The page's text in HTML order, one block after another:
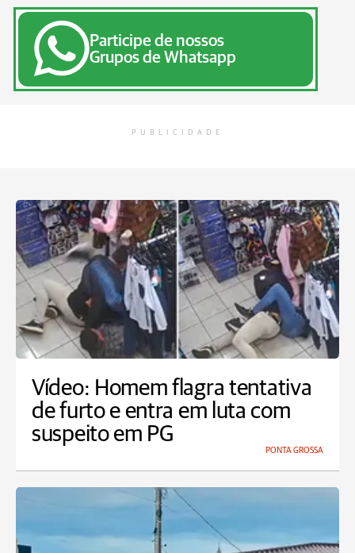
Participe de nossos
Grupos de Whatsapp
PUBLICIDADE
Vídeo: Homem flagra tentativa
de furto e entra em luta com
suspeito em PG
PONTA GROSSA